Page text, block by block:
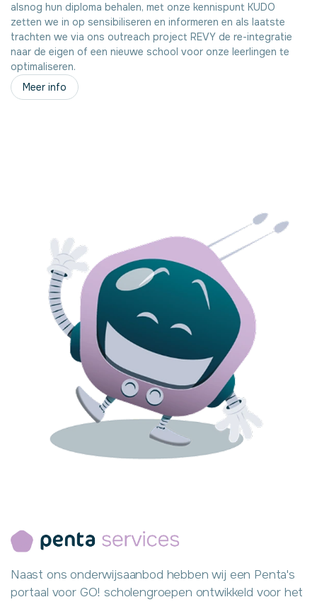
alsnog hun diploma behalen, met onze kennispunt KUDO
zetten we in op sensibiliseren en informeren en als laatste
trachten we via ons outreach project REVY de re-integratie
naar de eigen of een nieuwe school voor onze leerlingen te
optimaliseren.
Meer info
Naast ons onderwijsaanbod hebben wij een Penta's
portaal voor GO! scholengroepen ontwikkeld voor het